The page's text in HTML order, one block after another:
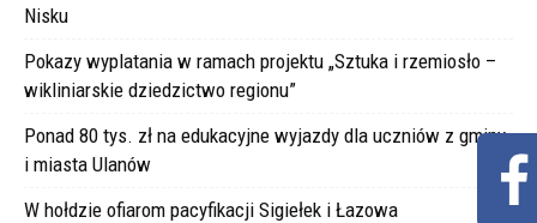
Nisku
Pokazy wyplatania w ramach projektu „Sztuka i rzemiosło –
wikliniarskie dziedzictwo regionu”
Ponad 80 tys. zł na edukacyjne wyjazdy dla uczniów z gminy
i miasta Ulanów
W hołdzie ofiarom pacyfikacji Sigiełek i Łazowa